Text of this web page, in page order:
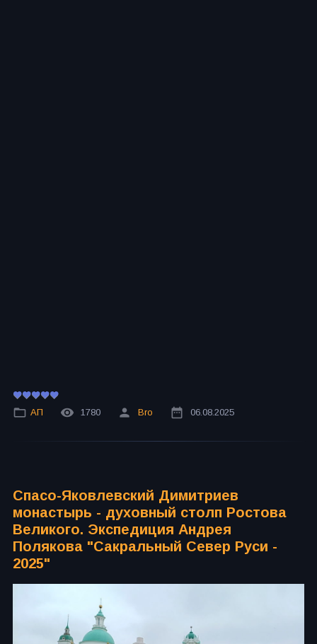
АП 1780 Bro 06.08.2025
Спасо-Яковлевский Димитриев
монастырь - духовный столп Ростова
Великого. Экспедиция Андрея
Полякова "Сакральный Север Руси -
2025"